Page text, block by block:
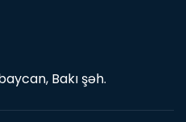
Bakı şəh.